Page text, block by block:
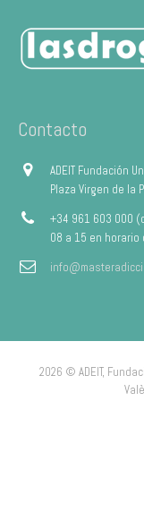
Contacto
ADEIT Fundación
Plaza Virgen de la
+34 961 603 000
08 a 15 en
2026 © ADEIT,